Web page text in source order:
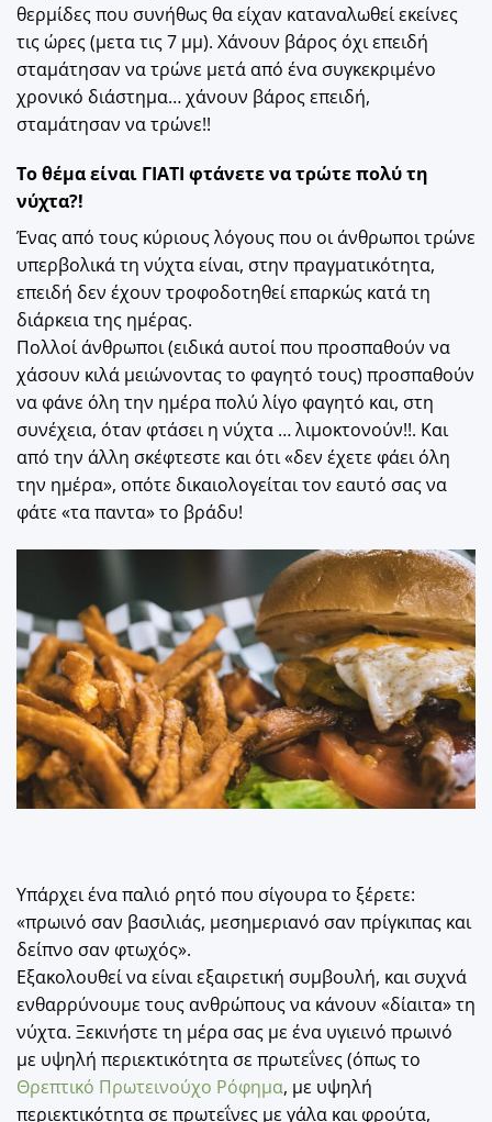
θερμίδες που συνήθως θα είχαν καταναλωθεί εκείνες
τις ώρες (μετα τις 7 μμ). Χάνουν βάρος όχι επειδή
σταμάτησαν να τρώνε μετά από ένα συγκεκριμένο
χρονικό διάστημα… χάνουν βάρος επειδή,
σταμάτησαν να τρώνε!!
Το θέμα είναι ΓΙΑΤΙ φτάνετε να τρώτε πολύ τη
νύχτα?!
Ένας από τους κύριους λόγους που οι άνθρωποι τρώνε
υπερβολικά τη νύχτα είναι, στην πραγματικότητα,
επειδή δεν έχουν τροφοδοτηθεί επαρκώς κατά τη
διάρκεια της ημέρας.
Πολλοί άνθρωποι (ειδικά αυτοί που προσπαθούν να
χάσουν κιλά μειώνοντας το φαγητό τους) προσπαθούν
να φάνε όλη την ημέρα πολύ λίγο φαγητό και, στη
συνέχεια, όταν φτάσει η νύχτα … λιμοκτονούν!!. Και
από την άλλη σκέφτεστε και ότι «δεν έχετε φάει όλη
την ημέρα», οπότε δικαιολογείται τον εαυτό σας να
φάτε «τα παντα» το βράδυ!
Υπάρχει ένα παλιό ρητό που σίγουρα το ξέρετε:
«πρωινό σαν βασιλιάς, μεσημεριανό σαν πρίγκιπας και
δείπνο σαν φτωχός».
Εξακολουθεί να είναι εξαιρετική συμβουλή, και συχνά
ενθαρρύνουμε τους ανθρώπους να κάνουν «δίαιτα» τη
νύχτα. Ξεκινήστε τη μέρα σας με ένα υγιεινό πρωινό
με υψηλή περιεκτικότητα σε πρωτεΐνες (όπως το
Θρεπτικό Πρωτεινούχο Ρόφημα, με υψηλή
περιεκτικότητα σε πρωτεΐνες με γάλα και φρούτα,